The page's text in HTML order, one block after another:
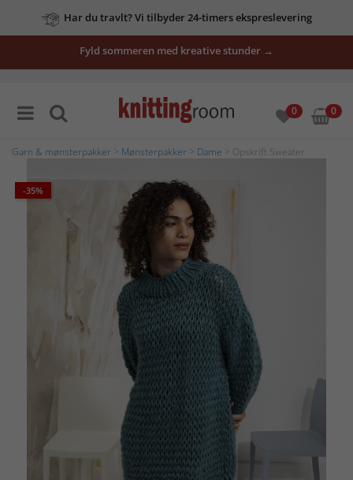
Har du travlt? Vi tilbyder 24-timers ekspreslevering
Fyld sommeren med kreative stunder →
0 0
Garn & mønsterpakker Mønsterpakker Dame > Opskrift Sweater
-35%